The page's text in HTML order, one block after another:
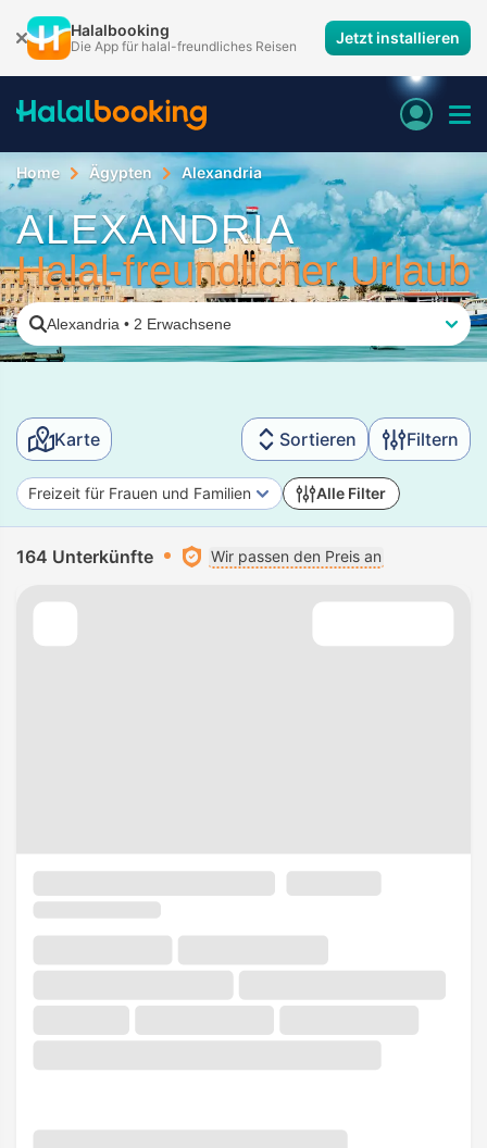
Halalbooking
Die App für halal-freundliches Reisen Jetzt installieren
Home Ägypten Alexandria
ALEXANDRIA
Halal-freundlicher Urlaub
Alexandria • 2 Erwachsene
Karte Sortieren Filtern
Freizeit für Frauen und Familien Alle Filter
164 Unterkünfte Wir passen den Preis an